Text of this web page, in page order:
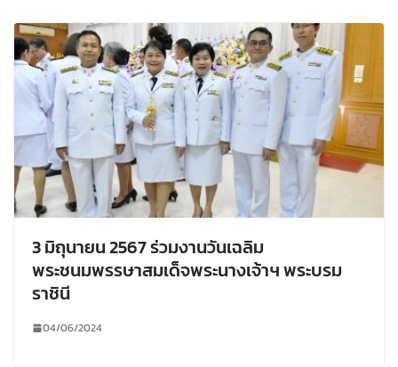
3 มิถุนายน 2567 ร่วมงานวันเฉลิม
พระชนมพรรษาสมเด็จพระนางเจ้าฯ พระบรม
ราชินี
04/06/2024